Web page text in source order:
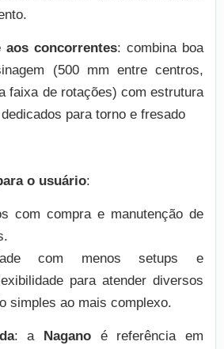
aos concorrentes: combina boa
(500 mm entre centros,
faixa de rotações) com estrutura
para torno e fresado
o usuário:
com compra e manutenção de
com menos setups e
para atender diversos
simples ao mais complexo.
: a Nagano é referência em